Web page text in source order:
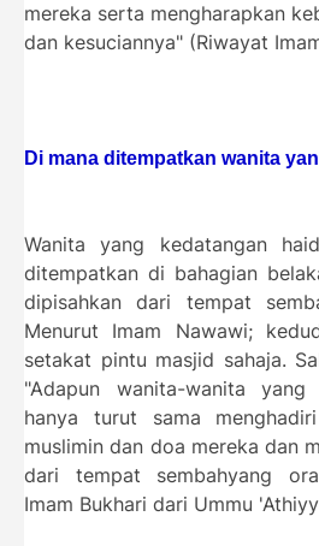
mereka serta mengharapkan
dan kesuciannya" (Riwayat
Di mana ditempatkan wanita
Wanita yang kedatangan
ditempatkan di bahagian
dipisahkan dari tempat
Menurut Imam Nawawi;
setakat pintu masjid sahaja.
"Adapun wanita-wanita
hanya turut sama
muslimin dan doa mereka dan
dari tempat sembahyang
Imam Bukhari dari Ummu